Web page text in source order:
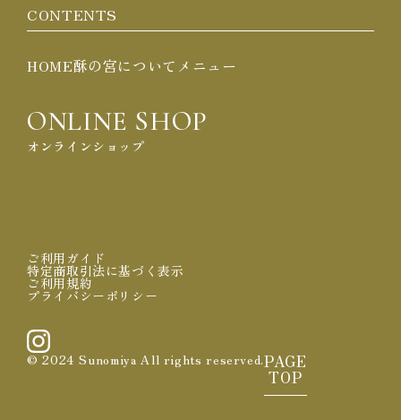
CONTENTS
HOME酥の宮について メニュー
ONLINE SHOP
オンラインショップ
ご利用ガイド
特定商取引法に基づく表示
ご利用規約
プライバシーポリシー
© 2024 Sunomiya All rights reserved.PAGE
TOP